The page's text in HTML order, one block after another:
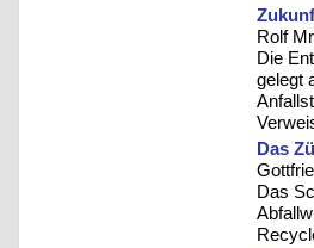
Rolf
Die
gelegt
Das
Das